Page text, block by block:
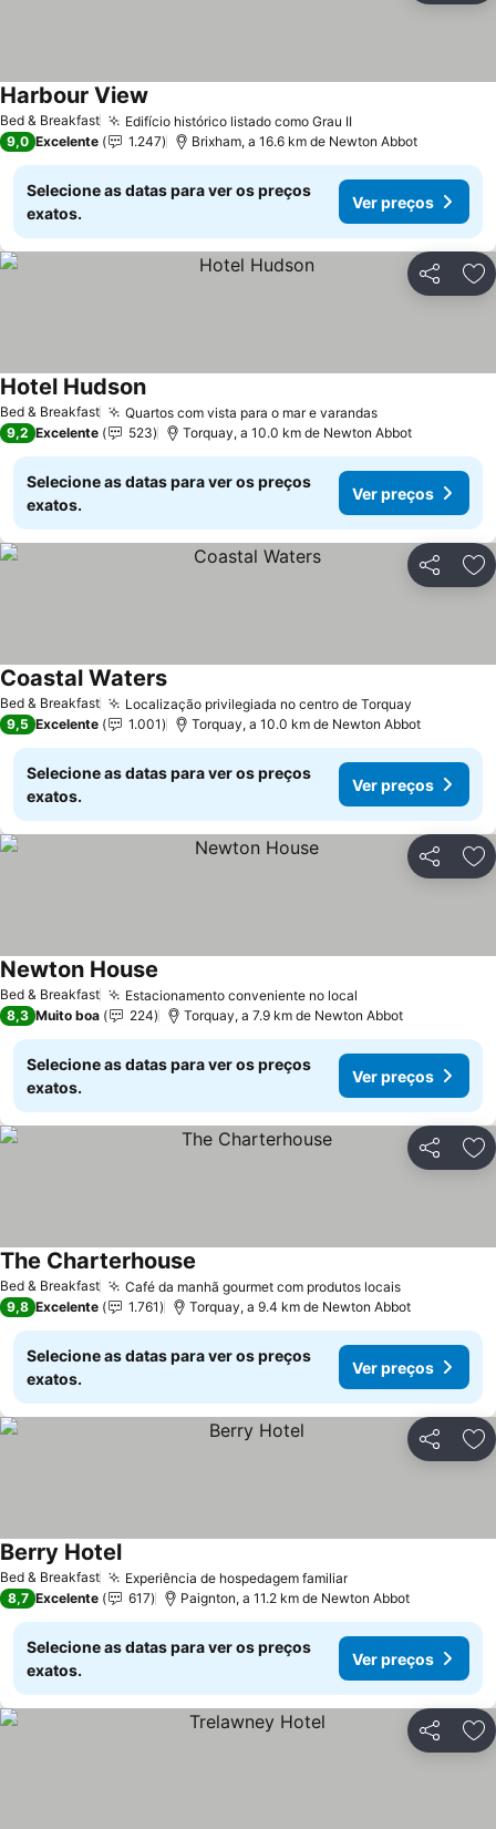
Bed & Breakfast Edifício histórico listado como Grau II
Harbour View
9,0 Excelente 1.247 Brixham, a 16.6 km de Newton Abbot
Selecione as datas para ver os preços
exatos.
Ver preços
Partilhar
Bed & Breakfast Quartos com vista para o mar e varandas
Hotel Hudson
9,2 Excelente 523 Torquay, a 10.0 km de Newton Abbot
Selecione as datas para ver os preços
exatos.
Ver preços
Partilhar
Bed & Breakfast Localização privilegiada no centro de Torquay
Coastal Waters
9,5 Excelente 1.001 Torquay, a 10.0 km de Newton Abbot
Selecione as datas para ver os preços
exatos.
Ver preços
Partilhar
Bed & Breakfast Estacionamento conveniente no local
Newton House
8,3 Muito boa 224 Torquay, a 7.9 km de Newton Abbot
Selecione as datas para ver os preços
exatos.
Ver preços
Partilhar
Bed & Breakfast Café da manhã gourmet com produtos locais
The Charterhouse
9,8 Excelente 1.761 Torquay, a 9.4 km de Newton Abbot
Selecione as datas para ver os preços
exatos.
Ver preços
Partilhar
Bed & Breakfast Experiência de hospedagem familiar
Berry Hotel
8,7 Excelente 617 Paignton, a 11.2 km de Newton Abbot
Selecione as datas para ver os preços
exatos.
Ver preços
Partilhar